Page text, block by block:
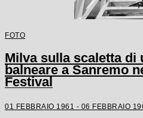
FOTO
Milva sulla scaletta di
balneare a Sanremo
Festival
01 FEBBRAIO 1961 - 06 FEBBRAIO